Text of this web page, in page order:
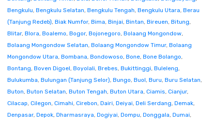
Bengkulu, Bengkulu Selatan, Bengkulu Tengah, Bengkulu Utara, Berau
(Tanjung Redeb), Biak Numfor, Bima, Binjai, Bintan, Bireuen, Bitung,
Blitar, Blora, Boalemo, Bogor, Bojonegoro, Bolaang Mongondow,
Bolaang Mongondow Selatan, Bolaang Mongondow Timur, Bolaang
Mongondow Utara, Bombana, Bondowoso, Bone, Bone Bolango,
Bontang, Boven Digoel, Boyolali, Brebes, Bukittinggi, Buleleng,
Bulukumba, Bulungan (Tanjung Selor), Bungo, Buol, Buru, Buru Selatan,
Buton, Buton Selatan, Buton Tengah, Buton Utara, Ciamis, Cianjur,
Cilacap, Cilegon, Cimahi, Cirebon, Dairi, Deiyai, Deli Serdang, Demak,
Denpasar, Depok, Dharmasraya, Dogiyai, Dompu, Donggala, Dumai,